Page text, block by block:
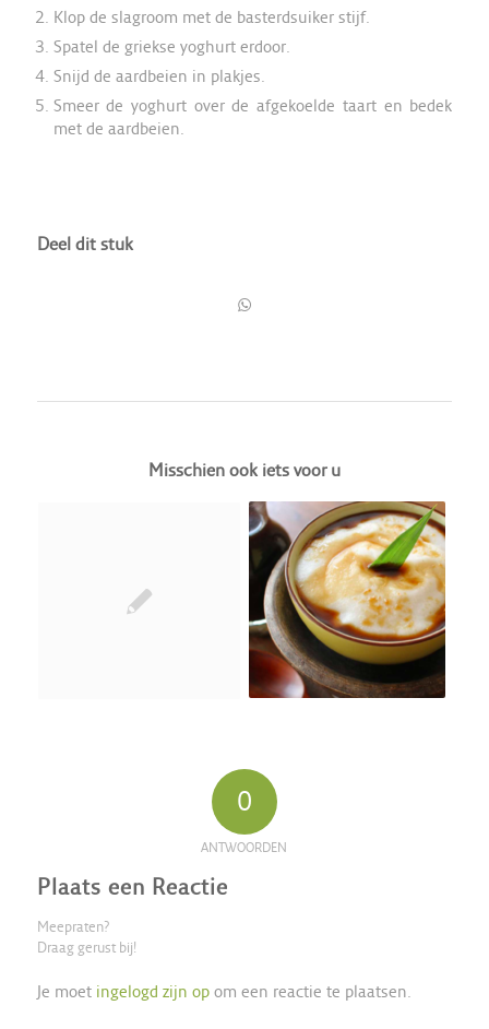
Klop de slagroom met de basterdsuiker stijf.
Spatel de griekse yoghurt erdoor.
Snijd de aardbeien in plakjes.
Smeer de yoghurt over de afgekoelde taart en bedek
met de aardbeien.
Deel dit stuk
Misschien ook iets voor u
0
ANTWOORDEN
Plaats een Reactie
Meepraten?
Draag gerust bij!
Je moet ingelogd zijn opom een reactie te plaatsen.